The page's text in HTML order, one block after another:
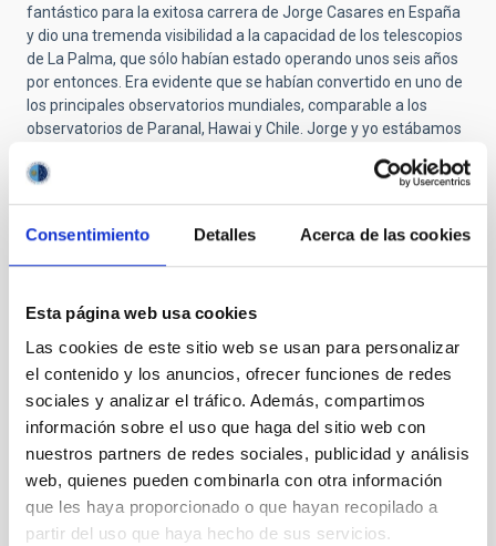
Consentimiento Detalles Acerca de las cookies
Esta página web usa cookies
Las cookies de este sitio web se usan para personalizar
el contenido y los anuncios, ofrecer funciones de redes
sociales y analizar el tráfico. Además, compartimos
información sobre el uso que haga del sitio web con
nuestros partners de redes sociales, publicidad y análisis
web, quienes pueden combinarla con otra información
que les haya proporcionado o que hayan recopilado a
partir del uso que haya hecho de sus servicios.
fantástico para la exitosa carrera de Jorge Casares en España
y dio una tremenda visibilidad a la capacidad de los telescopios
de La Palma, que sólo habían estado operando unos seis años
por entonces. Era evidente que se habían convertido en uno de
los principales observatorios mundiales, comparable a los
observatorios de Paranal, Hawai y Chile. Jorge y yo estábamos
un empujón para el Observatorio del Roque de los Muchachos y
P: ¿Por qué son tan fascinantes este tipo de objetos?
R:Esta es una pregunta clásica. Los agujeros negros son
interesantes porque su funcionamiento se reduce a las leyes
fundamentales de la Física. Cuando encontramos suficientes y
medimos sus masas, esperamos tener una distribución de las
mismas. Después de 50 años, conocemos alrededor de unas 20
o 30 estrellas de neutrones, cuyas masas han sido medidas con
precisión. Hasta ahora, sólo hay un par con dos o poco más de
dos masas solares y son muy interesantes porque es
realmente difícil que lleguen a ser tan masivas. Sin embargo, si
el agujero negro menos masivo conocido tiene unas cinco